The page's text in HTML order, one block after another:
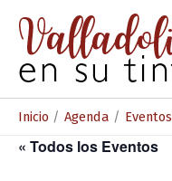
contenido
Inicio Agenda Eventos
« Todos los Eventos